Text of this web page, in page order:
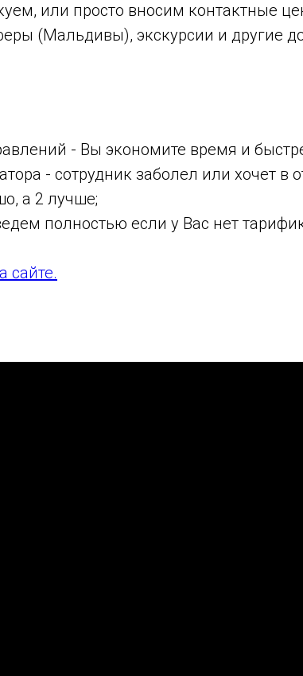
или просто вносим контактные
(Мальдивы), экскурсии и другие
- Вы экономите время и
- сотрудник заболел или хочет в
а 2 лучше;
полностью если у Вас нет
сайте.